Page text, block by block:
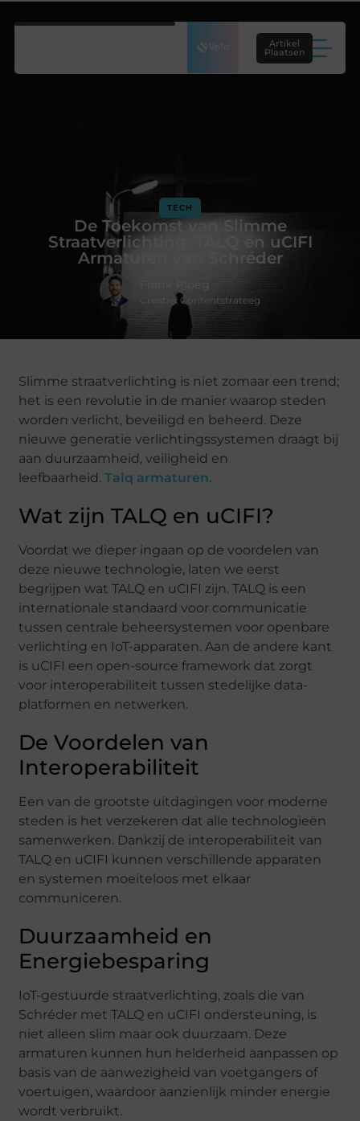
Artikel
Plaatsen
TECH
De Toekomst van Slimme
Straatverlichting: TALQ en uCIFI
Armaturen van Schréder
Creatief Contentstrateeg
Slimme straatverlichting is niet zomaar een trend;
het is een revolutie in de manier waarop steden
worden verlicht, beveiligd en beheerd. Deze
nieuwe generatie verlichtingssystemen draagt bij
aan duurzaamheid, veiligheid en
leefbaarheid.Talq armaturen.
Wat zijn TALQ en uCIFI?
Voordat we dieper ingaan op de voordelen van
deze nieuwe technologie, laten we eerst
begrijpen wat TALQ en uCIFI zijn. TALQ is een
internationale standaard voor communicatie
tussen centrale beheersystemen voor openbare
verlichting en IoT-apparaten. Aan de andere kant
is uCIFI een open-source framework dat zorgt
voor interoperabiliteit tussen stedelijke data-
platformen en netwerken.
De Voordelen van
Interoperabiliteit
Een van de grootste uitdagingen voor moderne
steden is het verzekeren dat alle technologieën
samenwerken. Dankzij de interoperabiliteit van
TALQ en uCIFI kunnen verschillende apparaten
en systemen moeiteloos met elkaar
communiceren.
Duurzaamheid en
Energiebesparing
IoT-gestuurde straatverlichting, zoals die van
Schréder met TALQ en uCIFI ondersteuning, is
niet alleen slim maar ook duurzaam. Deze
armaturen kunnen hun helderheid aanpassen op
basis van de aanwezigheid van voetgangers of
voertuigen, waardoor aanzienlijk minder energie
wordt verbruikt.